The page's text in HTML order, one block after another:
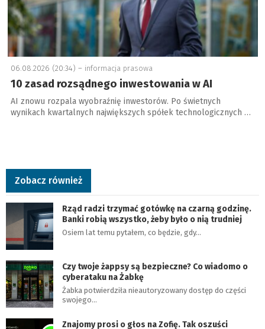
06.08.2026 (20:34) – informacja prasowa
10 zasad rozsądnego inwestowania w AI
AI znowu rozpala wyobraźnię inwestorów. Po świetnych
wynikach kwartalnych największych spółek technologicznych …
Zobacz również
Rząd radzi trzymać gotówkę na czarną godzinę.
Banki robią wszystko, żeby było o nią trudniej
Osiem lat temu pytałem, co będzie, gdy…
Czy twoje żappsy są bezpieczne? Co wiadomo o
cyberataku na Żabkę
Żabka potwierdziła nieautoryzowany dostęp do części
swojego…
Znajomy prosi o głos na Zofię. Tak oszuści